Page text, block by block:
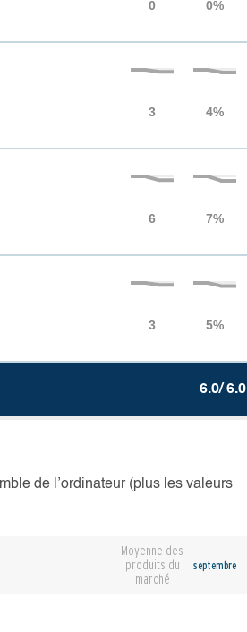
6.0/ 6.0
de l’ordinateur (plus les valeurs
Moyenne des
produits du
marché
septembre